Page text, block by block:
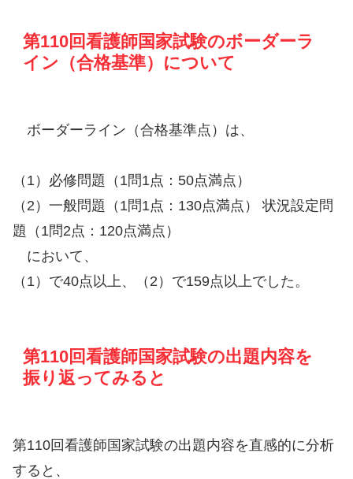
第110回看護師国家試験のボーダーラ
イン（合格基準）について
ボーダーライン（合格基準点）は、
（1）必修問題（1問1点：50点満点）
（2）一般問題（1問1点：130点満点） 状況設定問
題（1問2点：120点満点）
において、
（1）で40点以上、（2）で159点以上でした。
第110回看護師国家試験の出題内容を
振り返ってみると
第110回看護師国家試験の出題内容を直感的に分析
すると、